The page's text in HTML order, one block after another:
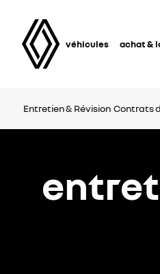
véhicules achat &
Entretien & Révision Contrats